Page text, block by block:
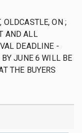
OLDCASTLE, ON ;
AND ALL
DEADLINE -
JUNE 6 WILL BE
THE BUYERS